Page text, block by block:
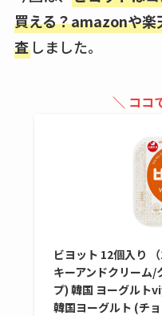
買える？amazonや楽
査しました。
＼ ココ
ビヨット 12個入り
キーアンドクリーム/
プ) 韓国 ヨーグルト
韓国ヨーグルト (チ